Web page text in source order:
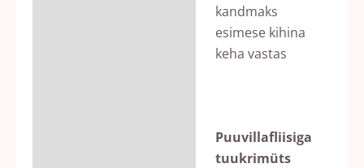
kandmaks
esimese kihina
keha vastas
Puuvillafliisiga
tuukrimüts